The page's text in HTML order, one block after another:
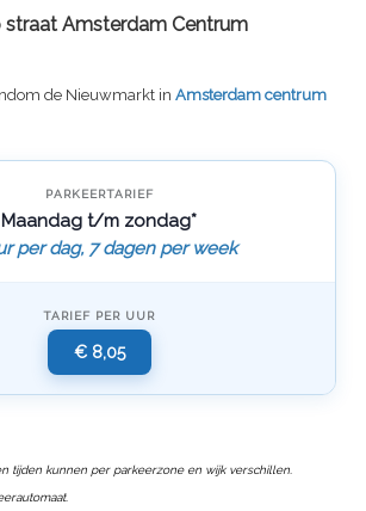
straat Amsterdam Centrum
de Nieuwmarkt in Amsterdam centrum
PARKEERTARIEF
Maandag t/m zondag*
per dag, 7 dagen per week
TARIEF PER UUR
€ 8,05
tijden kunnen per parkeerzone en wijk verschillen.